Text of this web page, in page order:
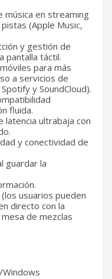
música en streaming
(Apple Music,
y gestión de
pantalla táctil.
para más
a servicios de
y SoundCloud).
fluida.
latencia ultrabaja con
y conectividad de
guardar la
usuarios pueden
directo con la
de mezclas